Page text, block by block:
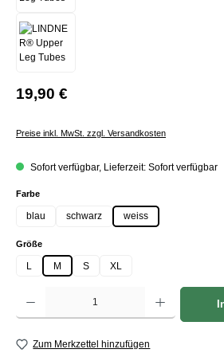
19,90 €
Preise inkl. MwSt. zzgl. Versandkosten
Sofort verfügbar, Lieferzeit: Sofort verfügbar
Farbeauswählen
blau schwarz weiss
Größeauswählen
L M S XL
Produkt Anzahl: Gib den gewünschten Wert ein oder
Zum Merkzettel hinzufügen